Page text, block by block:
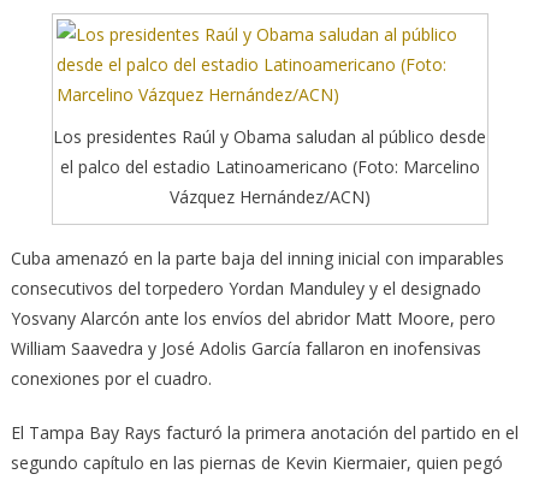
Los presidentes Raúl y Obama saludan al público desde
el palco del estadio Latinoamericano (Foto: Marcelino
Vázquez Hernández/ACN)
Cuba amenazó en la parte baja del inning inicial con imparables
consecutivos del torpedero Yordan Manduley y el designado
Yosvany Alarcón ante los envíos del abridor Matt Moore, pero
William Saavedra y José Adolis García fallaron en inofensivas
conexiones por el cuadro.
El Tampa Bay Rays facturó la primera anotación del partido en el
segundo capítulo en las piernas de Kevin Kiermaier, quien pegó